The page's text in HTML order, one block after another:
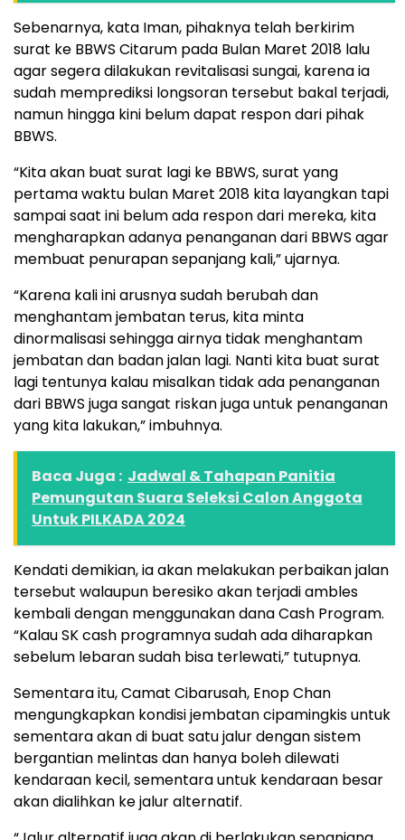
Sebenarnya, kata Iman, pihaknya telah berkirim
surat ke BBWS Citarum pada Bulan Maret 2018 lalu
agar segera dilakukan revitalisasi sungai, karena ia
sudah memprediksi longsoran tersebut bakal terjadi,
namun hingga kini belum dapat respon dari pihak
BBWS.
“Kita akan buat surat lagi ke BBWS, surat yang
pertama waktu bulan Maret 2018 kita layangkan tapi
sampai saat ini belum ada respon dari mereka, kita
mengharapkan adanya penanganan dari BBWS agar
membuat penurapan sepanjang kali,” ujarnya.
“Karena kali ini arusnya sudah berubah dan
menghantam jembatan terus, kita minta
dinormalisasi sehingga airnya tidak menghantam
jembatan dan badan jalan lagi. Nanti kita buat surat
lagi tentunya kalau misalkan tidak ada penanganan
dari BBWS juga sangat riskan juga untuk penanganan
yang kita lakukan,” imbuhnya.
Baca Juga : Jadwal & Tahapan Panitia
Pemungutan Suara Seleksi Calon Anggota
Untuk PILKADA 2024
Kendati demikian, ia akan melakukan perbaikan jalan
tersebut walaupun beresiko akan terjadi ambles
kembali dengan menggunakan dana Cash Program.
“Kalau SK cash programnya sudah ada diharapkan
sebelum lebaran sudah bisa terlewati,” tutupnya.
Sementara itu, Camat Cibarusah, Enop Chan
mengungkapkan kondisi jembatan cipamingkis untuk
sementara akan di buat satu jalur dengan sistem
bergantian melintas dan hanya boleh dilewati
kendaraan kecil, sementara untuk kendaraan besar
akan dialihkan ke jalur alternatif.